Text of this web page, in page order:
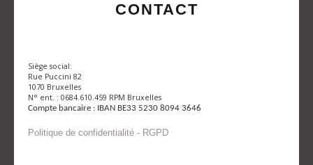
CONTACT
Siège social:
Rue Puccini 82
1070 Bruxelles
N° ent. : 0684.610.459 RPM Bruxelles
Compte bancaire : IBAN BE33 5230 8094 3646
Politique de confidentialité - RGPD